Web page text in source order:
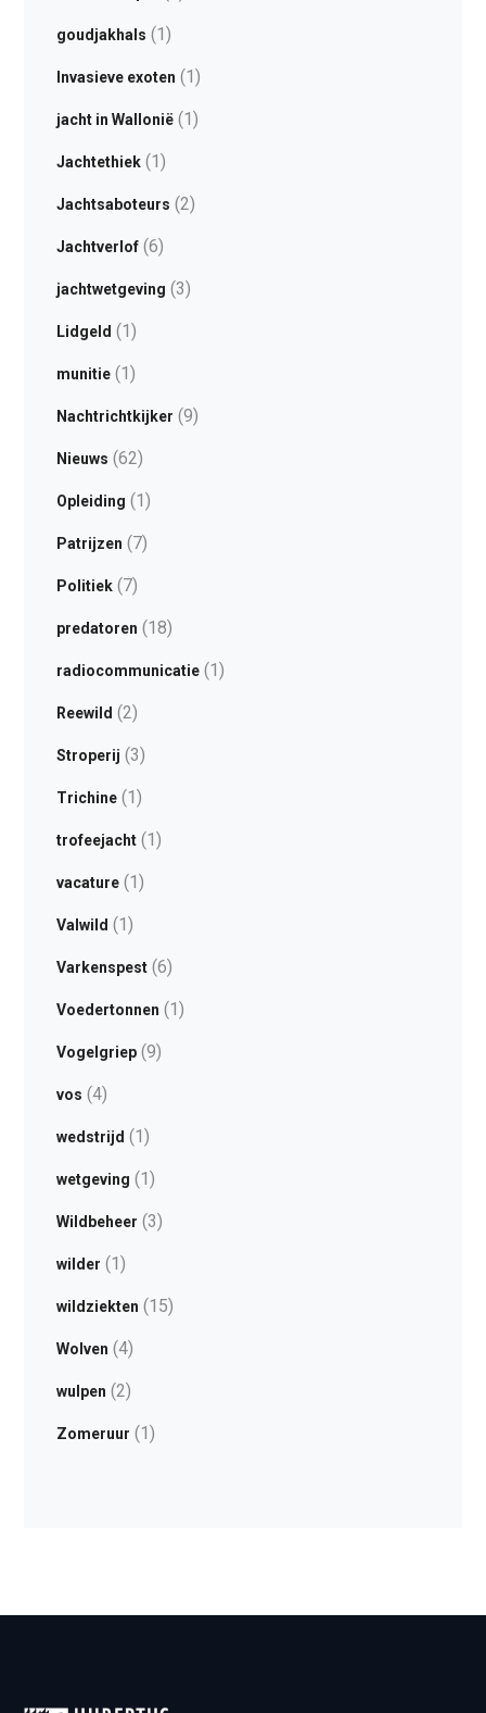
goudjakhals (1)
Invasieve exoten (1)
jacht in Wallonië(1)
Jachtethiek(1)
Jachtsaboteurs (2)
Jachtverlof(6)
jachtwetgeving (3)
Lidgeld (1)
munitie(1)
Nachtrichtkijker (9)
Nieuws (62)
Opleiding (1)
Patrijzen (7)
Politiek(7)
predatoren (18)
radiocommunicatie(1)
Reewild (2)
Stroperij (3)
Trichine(1)
trofeejacht(1)
vacature(1)
Valwild (1)
Varkenspest(6)
Voedertonnen (1)
Vogelgriep(9)
vos (4)
wedstrijd (1)
wetgeving (1)
Wildbeheer (3)
wilder (1)
wildziekten (15)
Wolven (4)
wulpen (2)
Zomeruur (1)